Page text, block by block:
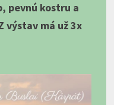
pevnú kostru a
výstav má už 3x